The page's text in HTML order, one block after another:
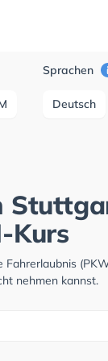
Sprachen
Deutsch
Kurs
nehmen kannst.